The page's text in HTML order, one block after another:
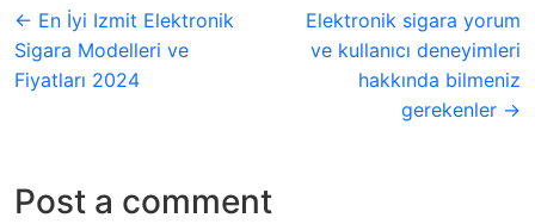
← En İyi Izmit Elektronik
Sigara Modelleri ve
Fiyatları 2024
Elektronik sigara yorum
ve kullanıcı deneyimleri
hakkında bilmeniz
gerekenler →
Post a comment